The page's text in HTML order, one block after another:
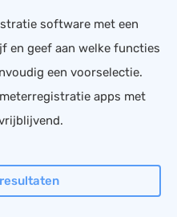
software met een
en geef aan welke functies
een voorselectie.
apps met